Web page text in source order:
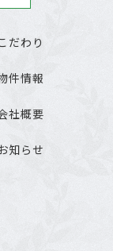
だわり
件情報
社概要
知らせ